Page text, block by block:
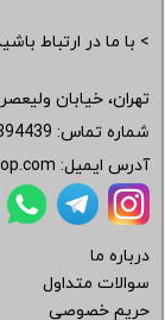
> با ما در ارتباط
تهران، خیابان ولیعصر،
شماره تماس:
آدرس ایمیل:
درباره ما
سوالات متداول
حریم خصوصی